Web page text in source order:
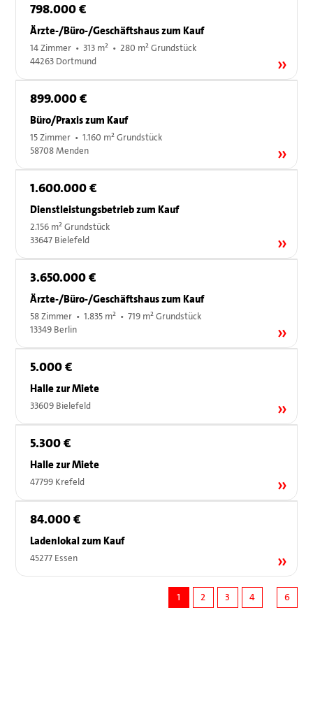
798.000 €
Ärzte-/Büro-/Geschäftshaus zum Kauf
14 Zimmer • 313 m² • 280 m² Grundstück
44263 Dortmund
899.000 €
Büro/Praxis zum Kauf
15 Zimmer • 1.160 m² Grundstück
58708 Menden
1.600.000 €
Dienstleistungsbetrieb zum Kauf
2.156 m² Grundstück
33647 Bielefeld
3.650.000 €
Ärzte-/Büro-/Geschäftshaus zum Kauf
58 Zimmer • 1.835 m² • 719 m² Grundstück
13349 Berlin
5.000 €
Halle zur Miete
33609 Bielefeld
5.300 €
Halle zur Miete
47799 Krefeld
84.000 €
Ladenlokal zum Kauf
45277 Essen
1 2 3 4 6